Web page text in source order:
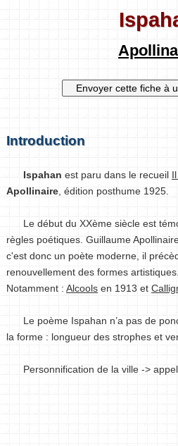
Introduction
Ispahan est paru dans le recueil
Apollinaire , édition posthume 1925.
Le début du XXème siècle est
règles poétiques. Guillaume
c'est donc un poète moderne, il
renouvellement des formes artistiques.
Notamment : Alcools en 1913 et
Le poème Ispahan n’a pas de
la forme : longueur des strophes et
Personnification de la ville -> appel